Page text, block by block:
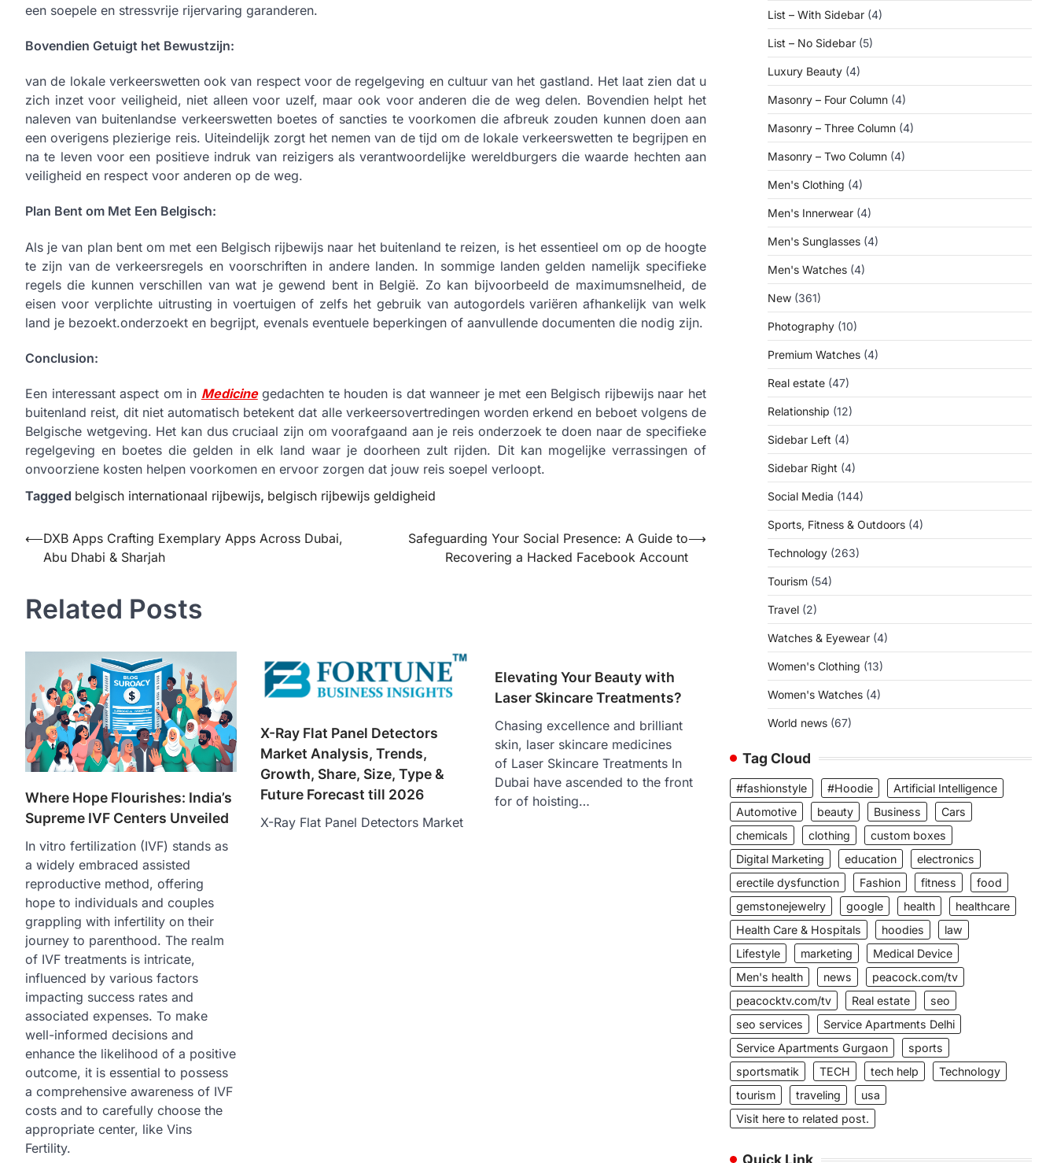
een soepele en stressvrije rijervaring garanderen.
Bovendien Getuigt het Bewustzijn:
van de lokale verkeerswetten ook van respect voor de regelgeving en cultuur van het gastland. Het laat zien dat u
zich inzet voor veiligheid, niet alleen voor uzelf, maar ook voor anderen die de weg delen. Bovendien helpt het
naleven van buitenlandse verkeerswetten boetes of sancties te voorkomen die afbreuk zouden kunnen doen aan
een overigens plezierige reis. Uiteindelijk zorgt het nemen van de tijd om de lokale verkeerswetten te begrijpen en
na te leven voor een positieve indruk van reizigers als verantwoordelijke wereldburgers die waarde hechten aan
veiligheid en respect voor anderen op de weg.
Plan Bent om Met Een Belgisch:
Als je van plan bent om met een Belgisch rijbewijs naar het buitenland te reizen, is het essentieel om op de hoogte
te zijn van de verkeersregels en voorschriften in andere landen. In sommige landen gelden namelijk specifieke
regels die kunnen verschillen van wat je gewend bent in België. Zo kan bijvoorbeeld de maximumsnelheid, de
eisen voor verplichte uitrusting in voertuigen of zelfs het gebruik van autogordels variëren afhankelijk van welk
land je bezoekt.onderzoekt en begrijpt, evenals eventuele beperkingen of aanvullende documenten die nodig zijn.
Conclusion:
Een interessant aspect om in Medicinegedachten te houden is dat wanneer je met een Belgisch rijbewijs naar het
buitenland reist, dit niet automatisch betekent dat alle verkeersovertredingen worden erkend en beboet volgens de
Belgische wetgeving. Het kan dus cruciaal zijn om voorafgaand aan je reis onderzoek te doen naar de specifieke
regelgeving en boetes die gelden in elk land waar je doorheen zult rijden. Dit kan mogelijke verrassingen of
onvoorziene kosten helpen voorkomen en ervoor zorgen dat jouw reis soepel verloopt.
Tagged belgisch internationaal rijbewijs, belgisch rijbewijs geldigheid
Post
navigation
⟵DXB Apps Crafting Exemplary Apps Across Dubai,
Abu Dhabi & Sharjah
Safeguarding Your Social Presence: A Guide to
Recovering a Hacked Facebook Account
⟶
Related Posts
Where Hope Flourishes: India’s
Supreme IVF Centers Unveiled
In vitro fertilization (IVF) stands as
a widely embraced assisted
reproductive method, offering
hope to individuals and couples
grappling with infertility on their
journey to parenthood. The realm
of IVF treatments is intricate,
influenced by various factors
impacting success rates and
associated expenses. To make
well-informed decisions and
enhance the likelihood of a positive
outcome, it is essential to possess
a comprehensive awareness of IVF
costs and to carefully choose the
appropriate center, like Vins
Fertility.
X-Ray Flat Panel Detectors
Market Analysis, Trends,
Growth, Share, Size, Type &
Future Forecast till 2026
X-Ray Flat Panel Detectors Market
Elevating Your Beauty with
Laser Skincare Treatments?
Chasing excellence and brilliant
skin, laser skincare medicines
of Laser Skincare Treatments In
Dubai have ascended to the front
for of hoisting…
List – With Sidebar (4)
List – No Sidebar (5)
Luxury Beauty (4)
Masonry – Four Column (4)
Masonry – Three Column (4)
Masonry – Two Column (4)
Men's Clothing (4)
Men's Innerwear (4)
Men's Sunglasses (4)
Men's Watches (4)
New (361)
Photography (10)
Premium Watches (4)
Real estate (47)
Relationship (12)
Sidebar Left (4)
Sidebar Right (4)
Social Media (144)
Sports, Fitness & Outdoors (4)
Technology (263)
Tourism (54)
Travel (2)
Watches & Eyewear (4)
Women's Clothing (13)
Women's Watches (4)
World news (67)
Tag Cloud
#fashionstyle #Hoodie
Artificial Intelligence
Automotive
beauty Business
Cars
chemicals
clothing
custom boxes
Digital Marketing
education
electronics
erectile dysfunction
Fashion fitness
food
gemstonejewelry
google health
healthcare
Health Care & Hospitals
hoodies
law
Lifestyle
marketing
Medical Device
Men's health
news
peacock.com/tv
peacocktv.com/tv
Real estate
seo
seo services
Service Apartments Delhi
Service Apartments Gurgaon
sports
sportsmatik
TECH tech help
Technology
tourism
traveling
usa
Visit here to related post.
Quick Link